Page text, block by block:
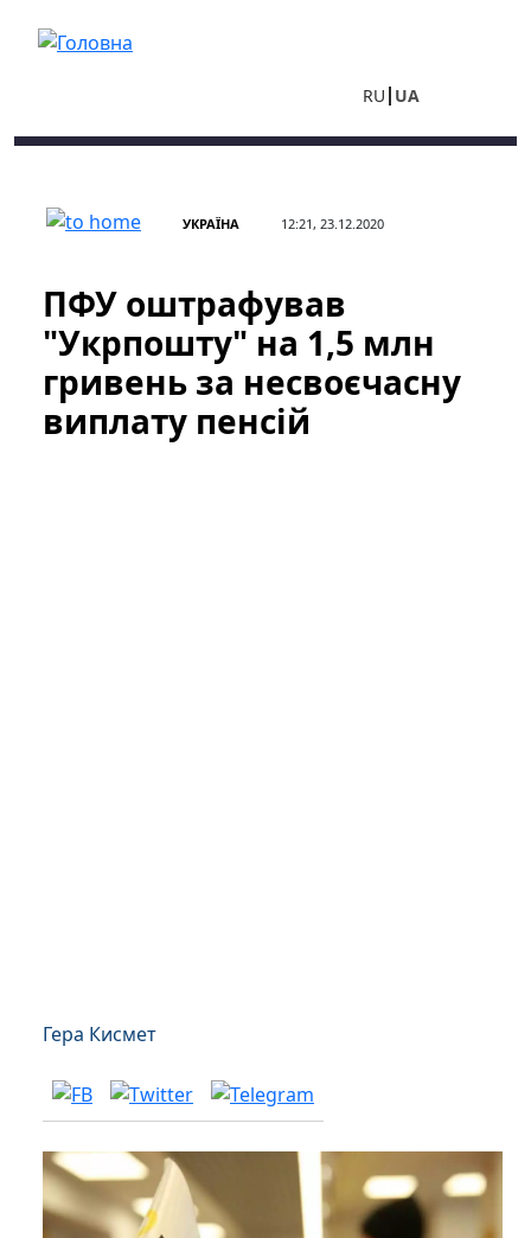
RU UA
УКРАЇНА 12:21, 23.12.2020
ПФУ оштрафував
"Укрпошту" на 1,5 млн
гривень за несвоєчасну
виплату пенсій
Гера Кисмет